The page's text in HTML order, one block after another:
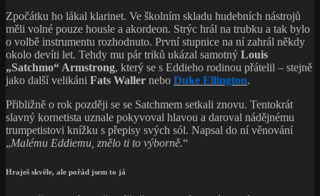
Philly Joe Jonesem
Paulem Chambersem
(basa)
aWyntonem Kellym(piano).
Eddie Henderson:
Realization (1973,
Capricorn Records)
Následujících několik měsíců Eddie doslova dřel, aby se poslechem
z gramofonových desek notu po notě naučil Milesovy party na